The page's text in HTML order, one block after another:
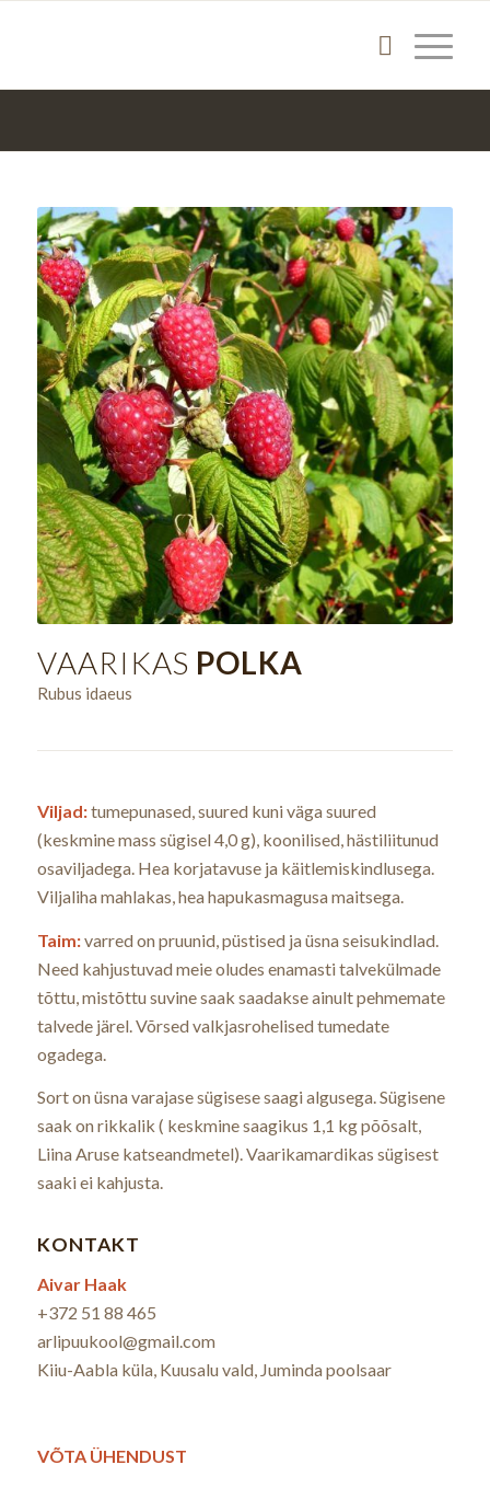
VAARIKAS POLKA
Rubus idaeus
Viljad:tumepunased, suured kuni väga suured
(keskmine mass sügisel 4,0 g), koonilised, hästiliitunud
osaviljadega. Hea korjatavuse ja käitlemiskindlusega.
Viljaliha mahlakas, hea hapukasmagusa maitsega.
Taim:varred on pruunid, püstised ja üsna seisukindlad.
Need kahjustuvad meie oludes enamasti talvekülmade
tõttu, mistõttu suvine saak saadakse ainult pehmemate
talvede järel. Võrsed valkjasrohelised tumedate
ogadega.
Sort on üsna varajase sügisese saagi algusega. Sügisene
saak on rikkalik ( keskmine saagikus 1,1 kg põõsalt,
Liina Aruse katseandmetel). Vaarikamardikas sügisest
saaki ei kahjusta.
KONTAKT
Aivar Haak
+372 51 88 465
arlipuukool@gmail.com
Kiiu-Aabla küla, Kuusalu vald, Juminda poolsaar
VÕTA ÜHENDUST